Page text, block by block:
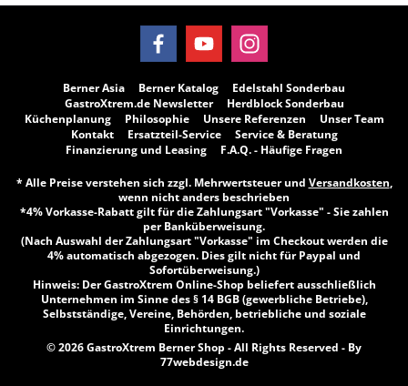
Berner Asia Berner Katalog
Edelstahl Sonderbau
GastroXtrem.de Newsletter
Herdblock Sonderbau
Küchenplanung
Philosophie Unsere Referenzen
Unser Team
Kontakt
Ersatzteil-Service
Service & Beratung
Finanzierung und Leasing
F.A.Q. - Häufige Fragen
* Alle Preise verstehen sich zzgl. Mehrwertsteuer und Versandkosten,
wenn nicht anders beschrieben
*4% Vorkasse-Rabatt gilt für die Zahlungsart "Vorkasse" - Sie zahlen
per Banküberweisung.
(Nach Auswahl der Zahlungsart "Vorkasse" im Checkout werden die
4% automatisch abgezogen. Dies gilt nicht für Paypal und
Sofortüberweisung.)
Hinweis: Der GastroXtrem Online-Shop beliefert ausschließlich
Unternehmen im Sinne des § 14 BGB (gewerbliche Betriebe),
Selbstständige, Vereine, Behörden, betriebliche und soziale
Einrichtungen.
© 2026 GastroXtrem Berner Shop - All Rights Reserved - By
77webdesign.de